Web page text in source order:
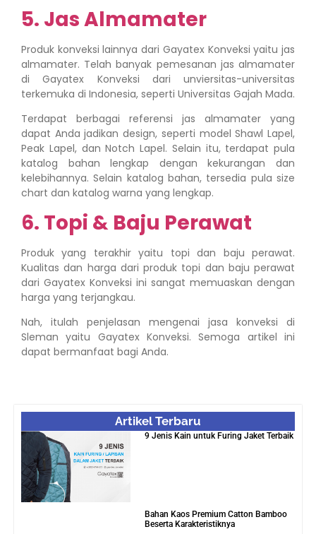
5. Jas Almamater
Produk konveksi lainnya dari Gayatex Konveksi yaitu jas
almamater. Telah banyak pemesanan jas almamater
di Gayatex Konveksi dari unviersitas-universitas
terkemuka di Indonesia, seperti Universitas Gajah Mada.
Terdapat berbagai referensi jas almamater yang
dapat Anda jadikan design, seperti model Shawl Lapel,
Peak Lapel, dan Notch Lapel. Selain itu, terdapat pula
katalog bahan lengkap dengan kekurangan dan
kelebihannya. Selain katalog bahan, tersedia pula size
chart dan katalog warna yang lengkap.
6. Topi & Baju Perawat
Produk yang terakhir yaitu topi dan baju perawat.
Kualitas dan harga dari produk topi dan baju perawat
dari Gayatex Konveksi ini sangat memuaskan dengan
harga yang terjangkau.
Nah, itulah penjelasan mengenai jasa konveksi di
Sleman yaitu Gayatex Konveksi. Semoga artikel ini
dapat bermanfaat bagi Anda.
Artikel Terbaru
9 Jenis Kain untuk Furing Jaket Terbaik
Bahan Kaos Premium Catton Bamboo
Beserta Karakteristiknya